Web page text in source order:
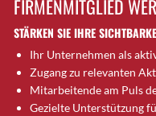
Brugg AG
Brütten
Bubendorf
Bubikon
Buchs (SG)
FIRMENMITGLIED
STÄRKEN SIE IHRE
Ihr Unternehmen als
Zugang zu relevanten
Mitarbeitende am Puls
Gezielte Unterstützung